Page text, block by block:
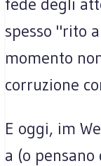
spesso "rito
momento
corruzione
E oggi, im
a (o